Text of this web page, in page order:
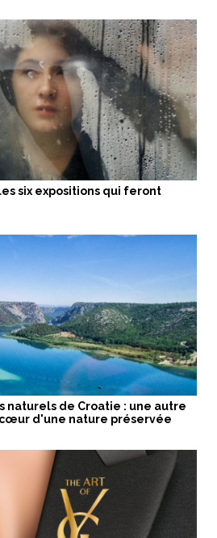
six expositions qui feront
naturels de Croatie : une autre
d'une nature préservée